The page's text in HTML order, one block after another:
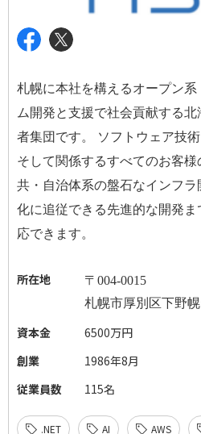
札幌に本社を構えるオープン系
ム開発と支援で社会貢献する
者集団です。 ソフトウェア技
そして関係するすべてのお客
共・自治体系の盤石なインフ
化に追従できる先進的な開発
応できます。
所在地 〒 004-0015
札幌市厚別区下野
資本金
6500万円
創業
1986年8月
従業員数
115名
.NET AI AWS